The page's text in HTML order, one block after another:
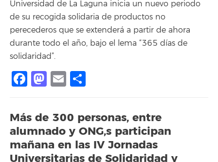
Universidad de La Laguna inicia un nuevo periodo
de su recogida solidaria de productos no
perecederos que se extenderá a partir de ahora
durante todo el año, bajo el lema “365 días de
solidaridad”.
Facebook
Mastodon
Email
Más de 300 personas, entre
alumnado y ONG,s participan
mañana en las IV Jornadas
Universitarias de Solidaridad y